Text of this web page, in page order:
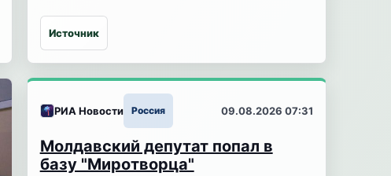
Источник
РИА Новости Россия 09.08.2026 07:31
Молдавский депутат попал в
базу "Миротворца"